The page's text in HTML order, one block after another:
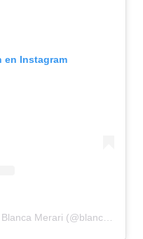
en Instagram